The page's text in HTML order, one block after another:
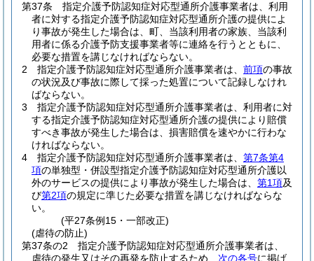
第37条
指定介護予防認知症対応型通所介護事業者は、利用
者に対する指定介護予防認知症対応型通所介護の提供によ
り事故が発生した場合は、町、当該利用者の家族、当該利
用者に係る介護予防支援事業者等に連絡を行うとともに、
必要な措置を講じなければならない。
2
指定介護予防認知症対応型通所介護事業者は、 前項の事故
の状況及び事故に際して採った処置について記録しなけれ
ばならない。
3
指定介護予防認知症対応型通所介護事業者は、利用者に対
する指定介護予防認知症対応型通所介護の提供により賠償
すべき事故が発生した場合は、損害賠償を速やかに行わな
ければならない。
4
指定介護予防認知症対応型通所介護事業者は、 第7条第4
項の単独型・併設型指定介護予防認知症対応型通所介護以
外のサービスの提供により事故が発生した場合は、 第1項及
び第2項の規定に準じた必要な措置を講じなければならな
い。
(平27条例15・一部改正)
(虐待の防止)
第37条の2
指定介護予防認知症対応型通所介護事業者は、
虐待の発生又はその再発を防止するため、 次の各号に掲げ